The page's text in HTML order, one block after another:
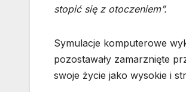
stopić się z otoczeniem”.
Symulacje komputerowe
pozostawały zamarznięte
swoje życie jako wysokie i